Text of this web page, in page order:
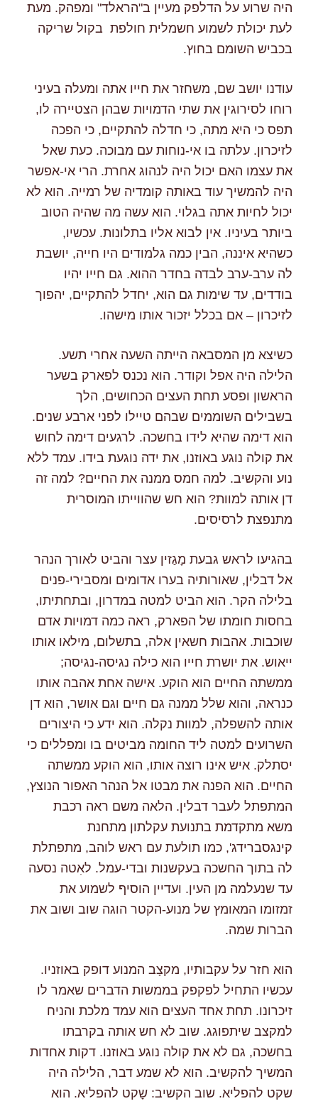
היה שרוע על הדלפק מעיין ב"הראלד" ומפהק. מעת
לעת יכולת לשמוע חשמלית חולפת בקול שריקה
בכביש השומם בחוץ.
עודנו יושב שם, משחזר את חייו אתה ומעלה בעיני
רוחו לסירוגין את שתי הדמויות שבהן הצטיירה לו,
תפס כי היא מתה, כי חדלה להתקיים, כי הפכה
לזיכרון. עלתה בו אי-נוחות עם מבוכה. כעת שאל
את עצמו האם יכול היה לנהוג אחרת. הרי אי-אפשר
היה להמשיך עוד באותה קומדיה של רמייה. הוא לא
יכול לחיות אתה בגלוי. הוא עשה מה שהיה הטוב
ביותר בעיניו. אין לבוא אליו בתלונות. עכשיו,
כשהיא איננה, הבין כמה גלמודים היו חייה, יושבת
לה ערב-ערב לבדה בחדר ההוא. גם חייו יהיו
בודדים, עד שימות גם הוא, יחדל להתקיים, יהפוך
לזיכרון – אם בכלל יזכור אותו מישהו.
כשיצא מן המסבאה הייתה השעה אחרי תשע.
הלילה היה אפל וקודר. הוא נכנס לפארק בשער
הראשון ופסע תחת העצים הכחושים, הלך
בשבילים השוממים שבהם טיילו לפני ארבע שנים.
הוא דימה שהיא לידו בחשכה. לרגעים דימה לחוש
את קולה נוגע באוזנו, את ידה נוגעת בידו. עמד ללא
נוע והקשיב. למה חמס ממנה את החיים? למה זה
דן אותה למוות? הוא חש שהווייתו המוסרית
מתנפצת לרסיסים.
בהגיעו לראש גבעת מָגַזין עצר והביט לאורך הנהר
אל דבלין, שאורותיה בערו אדומים ומסבירי-פנים
בלילה הקר. הוא הביט למטה במדרון, ובתחתיתו,
בחסות חומתו של הפארק, ראה כמה דמויות אדם
שוכבות. אהבות חשאין אלה, בתשלום, מילאו אותו
ייאוש. את יושרת חייו הוא כילה נגיסה-נגיסה;
ממשתה החיים הוא הוקע. אישה אחת אהבה אותו
כנראה, והוא שלל ממנה גם חיים וגם אושר, הוא דן
אותה להשפלה, למוות נקלה. הוא ידע כי היצורים
השרועים למטה ליד החומה מביטים בו ומפללים כי
יסתלק. איש אינו רוצה אותו, הוא הוקע ממשתה
החיים. הוא הפנה את מבטו אל הנהר האפור הנוצץ,
המתפתל לעבר דבלין. הלאה משם ראה רכבת
משא מתקדמת בתנועת עקלתון מתחנת
קינגסברידג', כמו תולעת עם ראש לוהב, מתפתלת
לה בתוך החשכה בעקשנות ובדי-עמל. לאִטה נסעה
עד שנעלמה מן העין. ועדיין הוסיף לשמוע את
זמזומו המאומץ של מנוע-הקטר הוגה שוב ושוב את
הברות שמה.
הוא חזר על עקבותיו, מקצָב המנוע דופק באוזניו.
עכשיו התחיל לפקפק בממשות הדברים שאמר לו
זיכרונו. תחת אחד העצים הוא עמד מלכת והניח
למקצב שיתפוגג. שוב לא חש אותה בקרבתו
בחשכה, גם לא את קולה נוגע באוזנו. דקות אחדות
המשיך להקשיב. הוא לא שמע דבר, הלילה היה
שקט להפליא. שוב הקשיב: שָקט להפליא. הוא